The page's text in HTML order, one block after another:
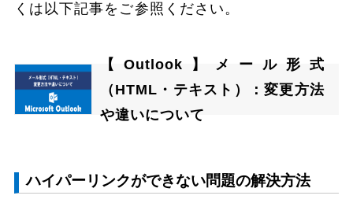
くは以下記事をご参照ください。
【Outlook】メール形式
（HTML・テキスト）：変更方法
や違いについて
ハイパーリンクができない問題の解決方法